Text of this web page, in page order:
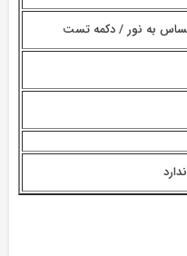
به نور / دکمه تست